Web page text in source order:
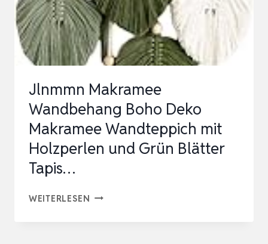
Jlnmmn Makramee
Wandbehang Boho Deko
Makramee Wandteppich mit
Holzperlen und Grün Blätter
Tapis…
WEITERLESEN JLNMMN